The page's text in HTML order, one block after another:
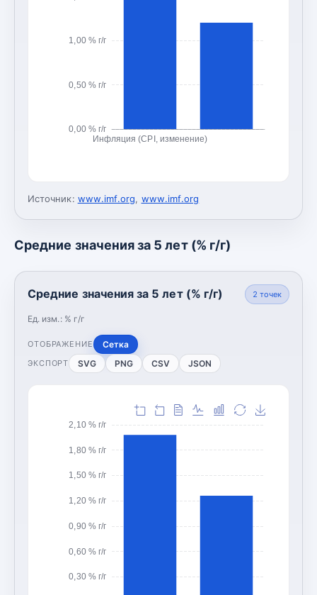
0,00 % г/г
0,50 % г/г
1,00 % г/г
Инфляция (CPI, изменение)
Источник: www.imf.org, www.imf.org
Средние значения за 5 лет (% г/г)
Средние значения за 5 лет (% г/г)
Ед. изм.: % г/г
2 точек
ОТОБРАЖЕНИЕ Сетка
ЭКСПОРТ SVG PNG CSV JSON
0,30 % г/г
0,60 % г/г
0,90 % г/г
1,20 % г/г
1,50 % г/г
1,80 % г/г
2,10 % г/г